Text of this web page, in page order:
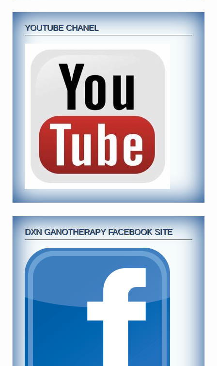
YOUTUBE CHANEL
DXN GANOTHERAPY FACEBOOK SITE